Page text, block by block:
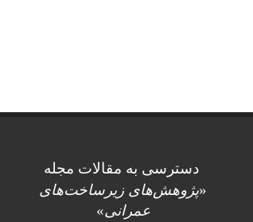
دسترسی به مقالات مجله
«پژوهش‌های زیرساخت‌های
عمرانی»